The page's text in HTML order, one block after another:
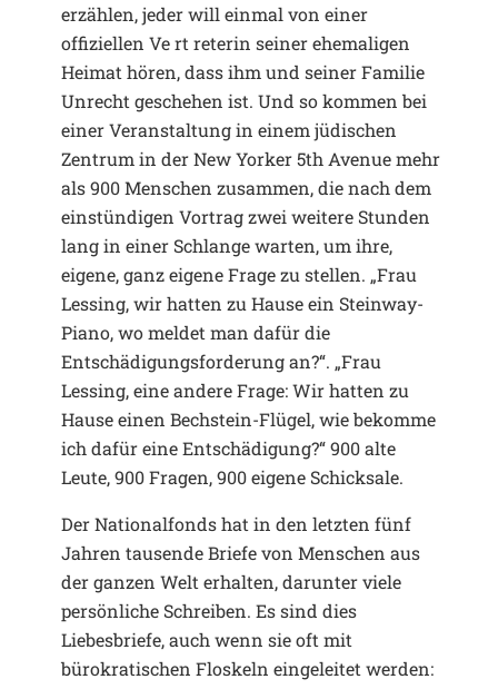
erzählen, jeder will einmal von einer
offiziellen Ve rt reterin seiner ehemaligen
Heimat hören, dass ihm und seiner Familie
Unrecht geschehen ist. Und so kommen bei
einer Veranstaltung in einem jüdischen
Zentrum in der New Yorker 5th Avenue mehr
als 900 Menschen zusammen, die nach dem
einstündigen Vortrag zwei weitere Stunden
lang in einer Schlange warten, um ihre,
eigene, ganz eigene Frage zu stellen. „Frau
Lessing, wir hatten zu Hause ein Steinway-
Piano, wo meldet man dafür die
Entschädigungsforderung an?“. „Frau
Lessing, eine andere Frage: Wir hatten zu
Hause einen Bechstein-Flügel, wie bekomme
ich dafür eine Entschädigung?“ 900 alte
Leute, 900 Fragen, 900 eigene Schicksale.
Der Nationalfonds hat in den letzten fünf
Jahren tausende Briefe von Menschen aus
der ganzen Welt erhalten, darunter viele
persönliche Schreiben. Es sind dies
Liebesbriefe, auch wenn sie oft mit
bürokratischen Floskeln eingeleitet werden: